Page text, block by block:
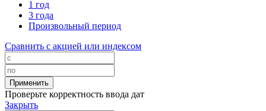
1 год
3 года
Произвольный период
Сравнить с акцией или индексом
Проверьте корректность ввода дат
Закрыть